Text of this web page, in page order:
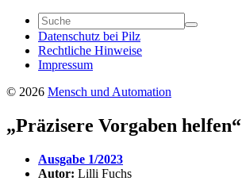
Daten­schutz bei Pilz
Recht­liche Hinweise
Impressum
© 2026 Mensch und Automation
„Präzi­sere Vorgaben helfen“
Ausgabe 1/2023
Autor: Lilli Fuchs